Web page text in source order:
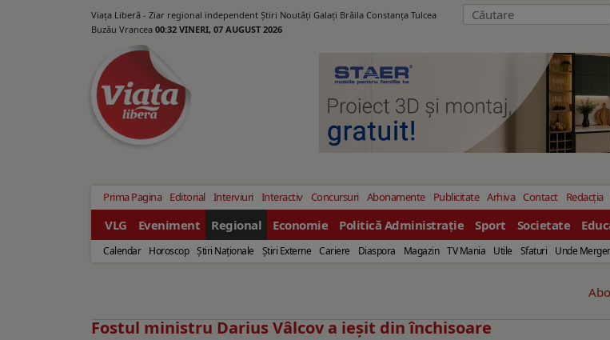
Viața Liberă - Ziar regional independent Știri Noutăți Galaţi Brăila Constanţa Tulcea
Buzău Vrancea 00:32 VINERI, 07 AUGUST 2026
Prima Pagina Editorial Interviuri Interactiv Concursuri Abonamente Publicitate Arhiva Contact Redacția
VLG Eveniment Regional Economie Politică Administrație Sport Societate
Calendar Horoscop Ştiri Naţionale Ştiri Externe Cariere Diaspora Magazin TV Mania Utile Sfaturi Unde
Fostul ministru Darius Vâlcov a ieşit din închisoare